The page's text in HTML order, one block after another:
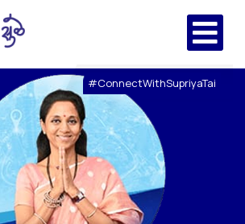
#ConnectWithSupriyaTai